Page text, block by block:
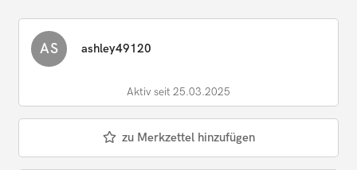
AS ashley49120
Aktiv seit 25.03.2025
zu Merkzettel hinzufügen